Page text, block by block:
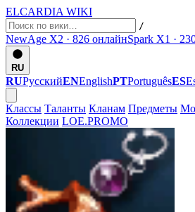
ELCARDIA WIKI
/
NewAge X2 · 826 онлайнSpark X1 ·
RU
RUРусскийENEnglishPTPortuguêsES
Классы Таланты Кланам Предметы
Коллекции LOE.PROMO